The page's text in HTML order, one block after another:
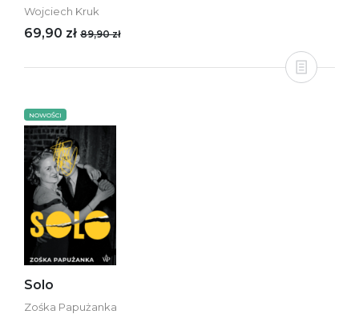
Wojciech Kruk
69,90 zł 89,90 zł
NOWOŚCI
Solo
Zośka Papużanka